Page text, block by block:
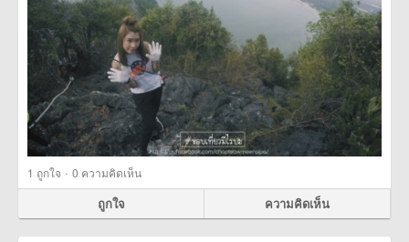
1 ถูกใจ · 0 ความคิดเห็น
ถูกใจ ความคิดเห็น